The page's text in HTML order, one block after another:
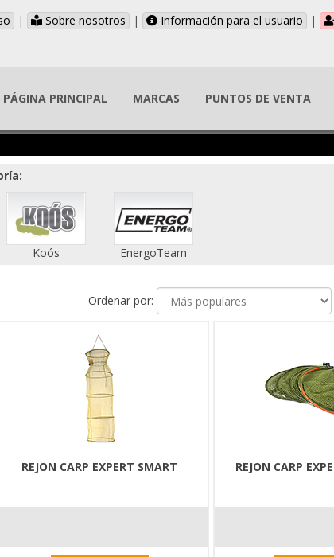
| Sobre nosotros | Información para el usuario |
PÁGINA PRINCIPAL MARCAS PUNTOS DE VENTA
Koós EnergoTeam
Ordenar por:
REJON CARP EXPERT SMART REJON CARP